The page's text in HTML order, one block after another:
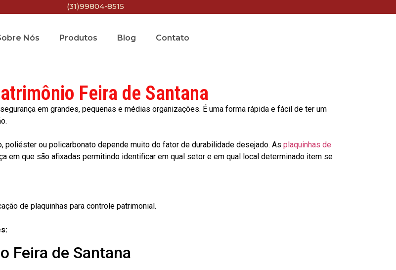
(31)99804-8515
Nós Produtos Blog Contato
Feira de Santana
em grandes, pequenas e médias organizações. É uma forma rápida e fácil de ter um
ou policarbonato depende muito do fator de durabilidade desejado. As plaquinhas de
em que são afixadas permitindo identificar em qual setor e em qual local determinado item se
de plaquinhas para controle patrimonial.
Feira de Santana